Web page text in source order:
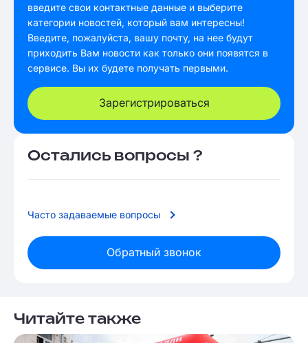
введите свои контактные данные и выберите
категории новостей, который вам интересны!
Введите, пожалуйста, вашу почту, на нее будут
приходить Вам новости как только они появятся в
сервисе. Вы их будете получать первыми.
Зарегистрироваться
Остались вопросы ?
Часто задаваемые вопросы
Обратный звонок
Читайте также